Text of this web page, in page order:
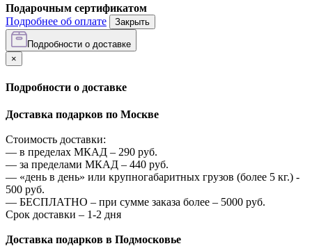
Подарочным сертификатом
Подробнее об оплате
Закрыть
Подробности о доставке
×
Подробности о доставке
Доставка подарков по Москве
Стоимость доставки:
— в пределах МКАД – 290 руб.
— за пределами МКАД – 440 руб.
— «день в день» или крупногабаритных грузов (более 5 кг.) -
500 руб.
— БЕСПЛАТНО – при сумме заказа более – 5000 руб.
Срок доставки – 1-2 дня
Доставка подарков в Подмосковье